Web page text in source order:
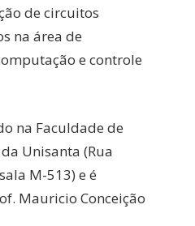
de circuitos
na área de
e controle
na Faculdade de
Unisanta (Rua
M-513) e é
Mauricio Conceição